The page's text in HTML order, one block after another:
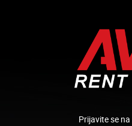
Prijavite se na